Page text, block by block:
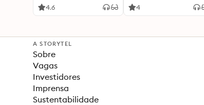
4.6 4
A STORYTEL
Sobre
Vagas
Investidores
Imprensa
Sustentabilidade